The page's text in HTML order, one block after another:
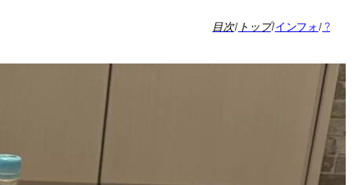
目次/ トップ/インフォ/?